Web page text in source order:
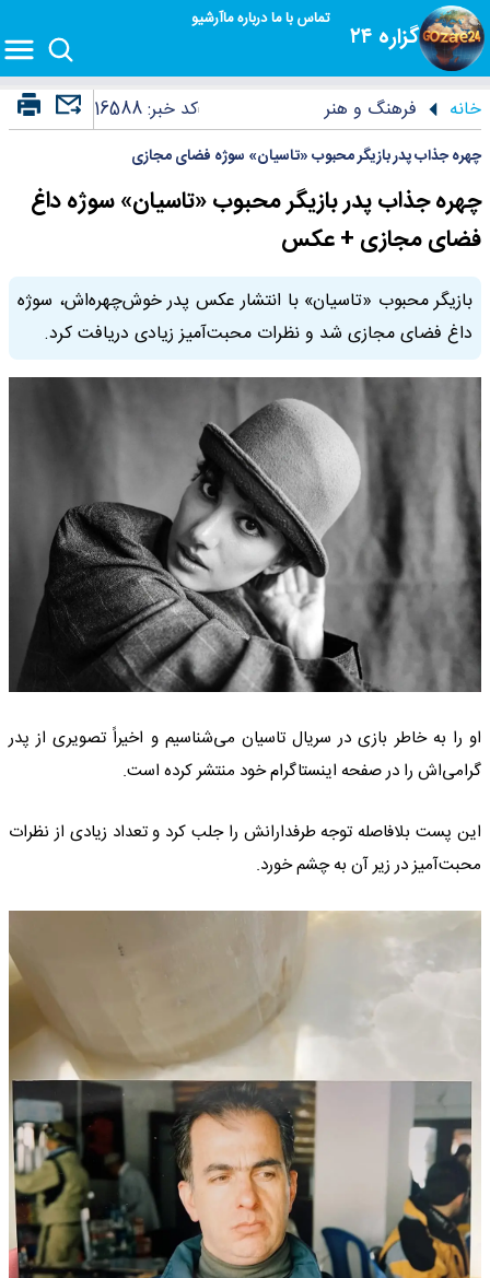
گزاره ۲۴
تماس با مادرباره ماآرشیو
خانه فرهنگ و هنر کد خبر:16588
چهره جذاب پدر بازیگر محبوب «تاسیان» سوژه فضای مجازی
چهره جذاب پدر بازیگر محبوب «تاسیان» سوژه داغ
فضای مجازی + عکس
بازیگر محبوب «تاسیان» با انتشار عکس پدر خوش‌چهره‌اش، سوژه
داغ فضای مجازی شد و نظرات محبت‌آمیز زیادی دریافت کرد.
او را به خاطر بازی در سریال تاسیان می‌شناسیم و اخیراً تصویری از پدر
گرامی‌اش را در صفحه اینستاگرام خود منتشر کرده است.
این پست بلافاصله توجه طرفدارانش را جلب کرد و تعداد زیادی از نظرات
محبت‌آمیز در زیر آن به چشم خورد.